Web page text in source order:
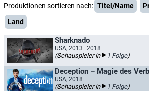
Produktionen sortieren nach: Titel/Name
Land
Sharknado
USA, 2013–2018
(Schauspieler in 1 Folge)
Deception – Magie des
USA, 2018
(Schauspieler in 1 Folge)